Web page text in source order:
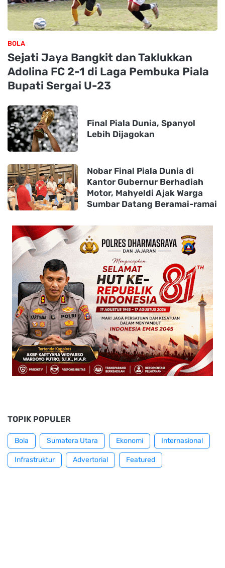
BOLA
Sejati Jaya Bangkit dan Taklukkan
Adolina FC 2-1 di Laga Pembuka Piala
Bupati Sergai U-23
Final Piala Dunia, Spanyol
Lebih Dijagokan
Nobar Final Piala Dunia di
Kantor Gubernur Berhadiah
Motor, Mahyeldi Ajak Warga
Sumbar Datang Beramai-ramai
TOPIK POPULER
Bola Sumatera Utara Ekonomi Internasional
Infrastruktur Advertorial Featured